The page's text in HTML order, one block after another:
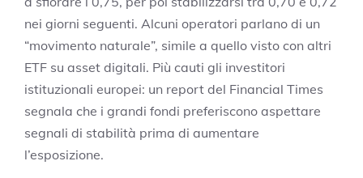
nei giorni seguenti. Alcuni operatori parlano di un
“movimento naturale”, simile a quello visto con altri
ETF su asset digitali. Più cauti gli investitori
istituzionali europei: un report del Financial Times
segnala che i grandi fondi preferiscono aspettare
segnali di stabilità prima di aumentare
l’esposizione.